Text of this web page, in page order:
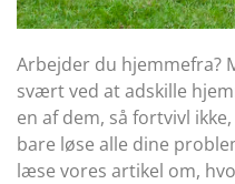
Arbejder du hjemmefra?
svært ved at adskille
en af dem, så fortvivl
bare løse alle dine
læse vores artikel om,